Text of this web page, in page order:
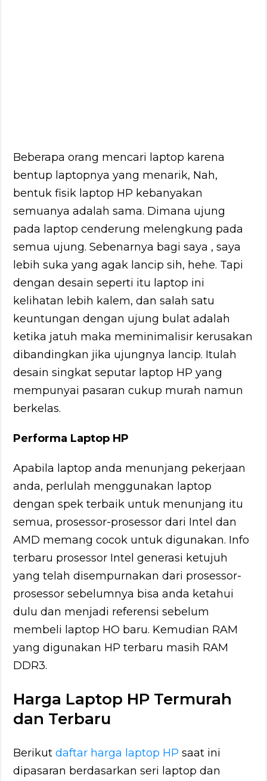
Beberapa orang mencari laptop karena
bentup laptopnya yang menarik, Nah,
bentuk fisik laptop HP kebanyakan
semuanya adalah sama. Dimana ujung
pada laptop cenderung melengkung pada
semua ujung. Sebenarnya bagi saya , saya
lebih suka yang agak lancip sih, hehe. Tapi
dengan desain seperti itu laptop ini
kelihatan lebih kalem, dan salah satu
keuntungan dengan ujung bulat adalah
ketika jatuh maka meminimalisir kerusakan
dibandingkan jika ujungnya lancip. Itulah
desain singkat seputar laptop HP yang
mempunyai pasaran cukup murah namun
berkelas.
Performa Laptop HP
Apabila laptop anda menunjang pekerjaan
anda, perlulah menggunakan laptop
dengan spek terbaik untuk menunjang itu
semua, prosessor-prosessor dari Intel dan
AMD memang cocok untuk digunakan. Info
terbaru prosessor Intel generasi ketujuh
yang telah disempurnakan dari prosessor-
prosessor sebelumnya bisa anda ketahui
dulu dan menjadi referensi sebelum
membeli laptop HO baru. Kemudian RAM
yang digunakan HP terbaru masih RAM
DDR3.
Harga Laptop HP Termurah
dan Terbaru
Berikutdaftar harga laptop HP saat ini
dipasaran berdasarkan seri laptop dan